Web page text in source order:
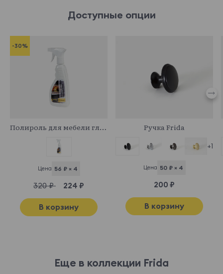
Доступные опции
-30%
Полироль для мебели глянцевый
Цена 56 ₽ × 4
320 ₽ 224 ₽
В корзину
Ручка Frida
+1
Цена 50 ₽ × 4
200 ₽
В корзину
Еще в коллекции Frida